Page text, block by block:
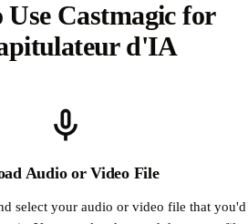
Use Castmagic for
d'IA
Audio or Video File
select your audio or video file that you'd